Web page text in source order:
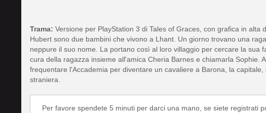
Trama: Versione per PlayStation 3 di Tales of Graces, con grafica in
Hubert sono due bambini che vivono a Lhant. Un giorno trovano una
neppure il suo nome. La portano così al loro villaggio per cercare la sua
cura della ragazza insieme all'amica Cheria Barnes e chiamarla Sophie.
frequentare l'Accademia per diventare un cavaliere a Barona, la
straniera.
Per favore spendete 5 minuti per darci una mano, se siete registrati